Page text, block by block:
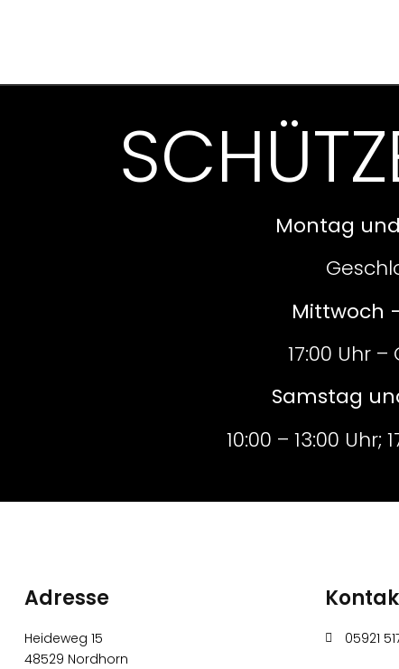
Montag
Mittwoch
17:00 Uhr
Samstag
10:00 – 13:00 Uhr;
Adresse
Heideweg 15
48529 Nordhorn
05921